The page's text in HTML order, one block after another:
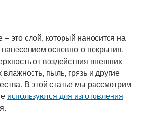
это слой, который наносится на
основного покрытия.
от воздействия внешних
влажность, пыль, грязь и другие
В этой статье мы рассмотрим
используются для изготовления